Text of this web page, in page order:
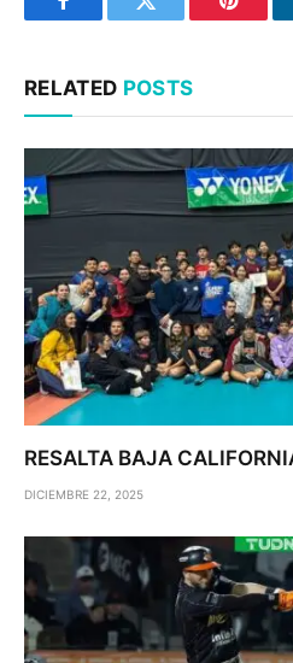
FacebookTwitter
RELATED POSTS
RESALTA BAJA
DICIEMBRE 22, 2025